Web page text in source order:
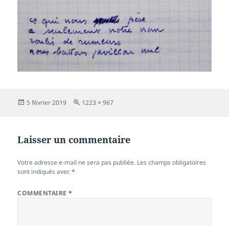
Publié
5 février 2019
Taille
1223 × 967
Laisser un commentaire
Votre adresse e-mail ne sera pas publiée. Les champs obligatoires
sont indiqués avec*
COMMENTAIRE*